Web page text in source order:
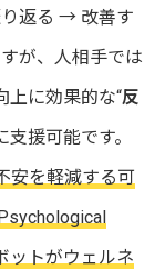
返る → 改善す
が、人相手では
上に効果的な“反
援可能です。
安を軽減する可
ットがウェルネ